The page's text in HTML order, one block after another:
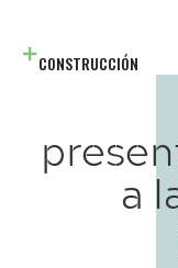
CONSTRUCCIÓN
a